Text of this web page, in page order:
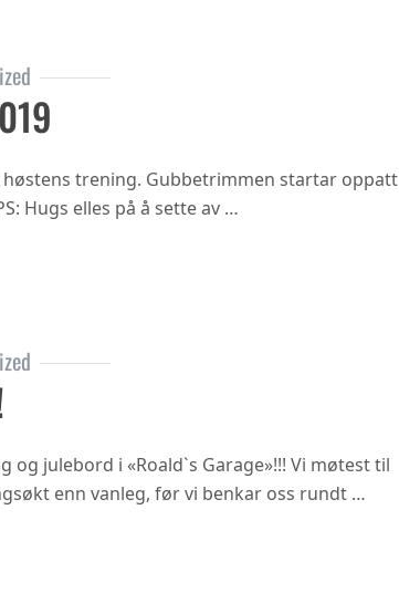
trening. Gubbetrimmen startar oppatt
Hugs elles på å sette av …
hausten 2019
julebord i «Roald`s Garage»!!! Vi møtest til
enn vanleg, før vi benkar oss rundt …
2018!